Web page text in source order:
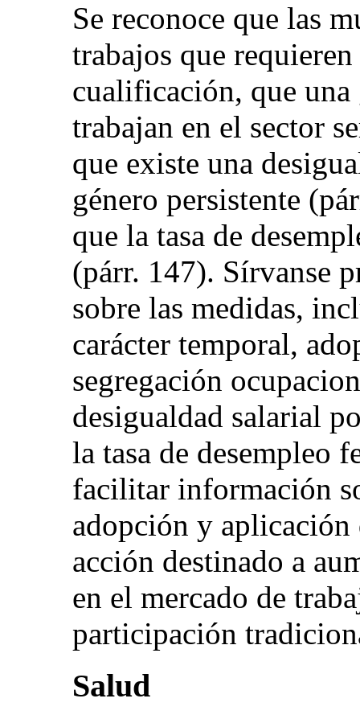
Se reconoce que las
trabajos que
cualificación, que
trabajan en el sector
que existe una
género persistente
que la tasa de
(párr. 147). Sírvanse
sobre las medidas,
carácter temporal,
segregación
desigualdad salarial
la tasa de desempleo
facilitar información
adopción y
acción destinado a
en el mercado de
participación
Salud